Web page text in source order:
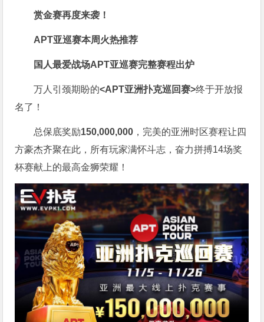
赏金赛再度来袭！
APT亚巡赛本周火热推荐
国人最爱战场APT亚巡赛完整赛程出炉
万人引颈期盼的<APT亚洲扑克巡回赛>终于开放报
名了！
总保底奖励150,000,000 ，完美的亚洲时区赛程让四
方豪杰齐聚在此，所有玩家满怀斗志，奋力拼搏14场奖
杯赛献上的最高金狮荣耀！